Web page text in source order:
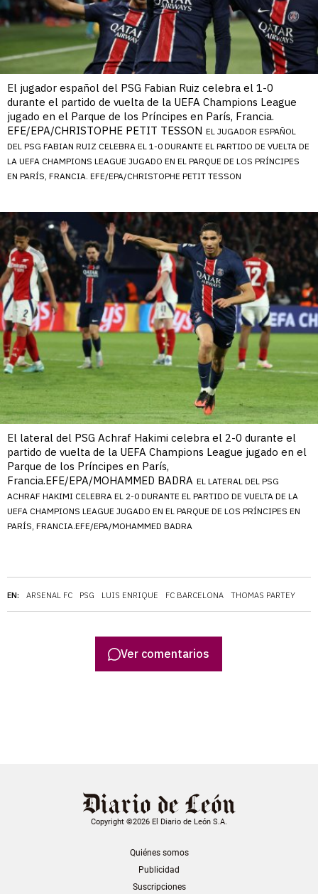
EN: ARSENAL FC PSG LUIS ENRIQUE FC BARCELONA THOMAS PARTEY
El jugador español del PSG Fabian Ruiz celebra el 1-0
durante el partido de vuelta de la UEFA Champions League
jugado en el Parque de los Príncipes en París, Francia.
EFE/EPA/CHRISTOPHE PETIT TESSON EL JUGADOR ESPAÑOL
DEL PSG FABIAN RUIZ CELEBRA EL 1-0 DURANTE EL PARTIDO DE VUELTA DE
LA UEFA CHAMPIONS LEAGUE JUGADO EN EL PARQUE DE LOS PRÍNCIPES
EN PARÍS, FRANCIA. EFE/EPA/CHRISTOPHE PETIT TESSON
El lateral del PSG Achraf Hakimi celebra el 2-0 durante el
partido de vuelta de la UEFA Champions League jugado en el
Parque de los Príncipes en París,
Francia.EFE/EPA/MOHAMMED BADRA EL LATERAL DEL PSG
ACHRAF HAKIMI CELEBRA EL 2-0 DURANTE EL PARTIDO DE VUELTA DE LA
UEFA CHAMPIONS LEAGUE JUGADO EN EL PARQUE DE LOS PRÍNCIPES EN
PARÍS, FRANCIA.EFE/EPA/MOHAMMED BADRA
Ver comentarios
Copyright ©2026 El Diario de León S.A.
Quiénes somos
Publicidad
Suscripciones